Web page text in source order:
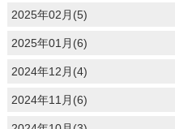
2025年02月(5)
2025年01月(6)
2024年12月(4)
2024年11月(6)